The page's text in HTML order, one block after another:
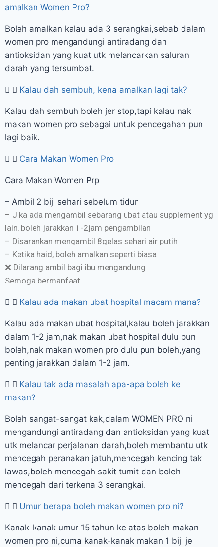
amalkan Women Pro?
Boleh amalkan kalau ada 3 serangkai,sebab dalam
women pro mengandungi antiradang dan
antioksidan yang kuat utk melancarkan saluran
darah yang tersumbat.
Kalau dah sembuh, kena amalkan lagi tak?
Kalau dah sembuh boleh jer stop,tapi kalau nak
makan women pro sebagai untuk pencegahan pun
lagi baik.
Cara Makan Women Pro
Cara Makan Women Prp
– Ambil 2 biji sehari sebelum tidur
– Jika ada mengambil sebarang ubat atau supplement yg
lain, boleh jarakkan 1-2jam pengambilan
– Disarankan mengambil 8gelas sehari air putih
– Ketika haid, boleh amalkan seperti biasa
❌ Dilarang ambil bagi ibu mengandung
Semoga bermanfaat
Kalau ada makan ubat hospital macam mana?
Kalau ada makan ubat hospital,kalau boleh jarakkan
dalam 1-2 jam,nak makan ubat hospital dulu pun
boleh,nak makan women pro dulu pun boleh,yang
penting jarakkan dalam 1-2 jam.
Kalau tak ada masalah apa-apa boleh ke
makan?
Boleh sangat-sangat kak,dalam WOMEN PRO ni
mengandungi antiradang dan antioksidan yang kuat
utk melancar perjalanan darah,boleh membantu utk
mencegah peranakan jatuh,mencegah kencing tak
lawas,boleh mencegah sakit tumit dan boleh
mencegah dari terkena 3 serangkai.
Umur berapa boleh makan women pro ni?
Kanak-kanak umur 15 tahun ke atas boleh makan
women pro ni,cuma kanak-kanak makan 1 biji je